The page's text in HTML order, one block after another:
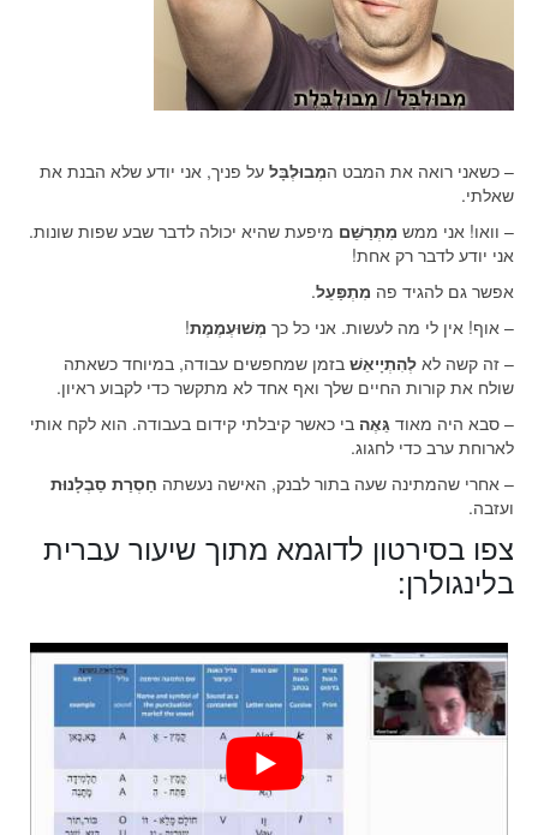
– כשאני רואה את המבט המְבוּלְבָּל על פניך, אני יודע שלא הבנת את
שאלתי.
– וואו! אני ממש מִתְרַשֵּׁם מיפעת שהיא יכולה לדבר שבע שפות שונות.
אני יודע לדבר רק אחת!
אפשר גם להגיד פה מִתְפַּעֵל.
– אוף! אין לי מה לעשות. אני כל כך מְשׁוּעְמֶמֶת!
– זה קשה לא לְהִתְיָיאֵשׁ בזמן שמחפשים עבודה, במיוחד כשאתה
שולח את קורות החיים שלך ואף אחד לא מתקשר כדי לקבוע ראיון.
– סבא היה מאוד גֵּאֶה בי כאשר קיבלתי קידום בעבודה. הוא לקח אותי
לארוחת ערב כדי לחגוג.
– אחרי שהמתינה שעה בתור לבנק, האישה נעשתה חַסְרַת סַבְלָנוּת
ועזבה.
צפו בסירטון לדוגמא מתוך שיעור עברית
בלינגולרן: